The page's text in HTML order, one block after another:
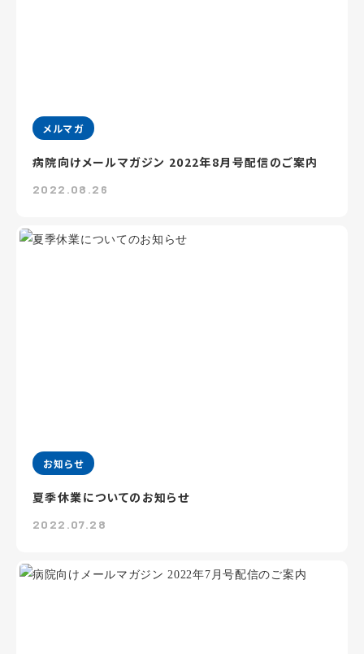
メルマガ
病院向けメールマガジン 2022年8月号配信のご案内
2022.08.26
お知らせ
夏季休業についてのお知らせ
2022.07.28